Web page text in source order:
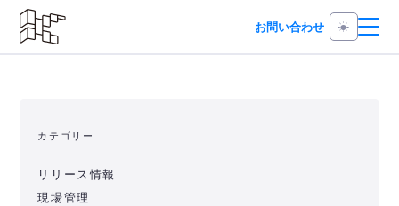
お問い合わせ
カテゴリー
リリース情報
現場管理